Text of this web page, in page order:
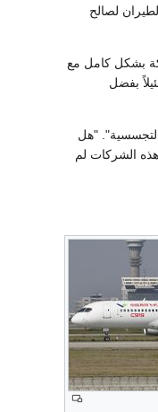
لصالح
بشكل كامل مع
بفضل
"المتلقين المقصودين لمركبته التجسسية". "هل
هذه الشركات لم